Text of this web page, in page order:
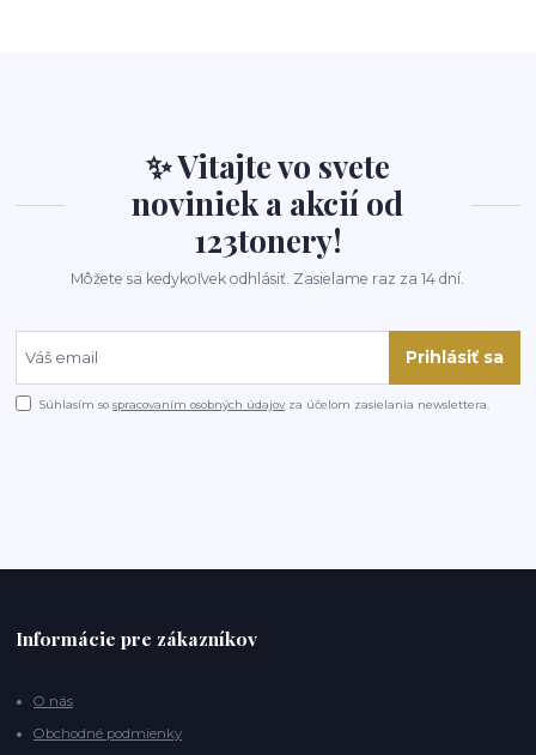
✨ Vitajte vo svete
noviniek a akcií od
123tonery!
Môžete sa kedykoľvek odhlásiť. Zasielame raz za 14 dní.
Prihlásiť sa
Súhlasím sospracovaním osobných údajov za účelom zasielania newslettera.
Informácie pre zákazníkov
O nás
Obchodné podmienky